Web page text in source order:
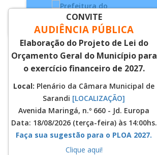
Fechar
CONVITE
AUDIÊNCIA PÚBLICA
Elaboração do Projeto de Lei do
Orçamento Geral do Município para
o exercício financeiro de 2027.
Local: Plenário da Câmara Municipal de
Sarandi [LOCALIZAÇÃO]
Avenida Maringá, n.º 660 - Jd. Europa
Data: 18/08/2026 (terça-feira) às 14:00hs.
Faça sua sugestão para o PLOA 2027.
Clique aqui!